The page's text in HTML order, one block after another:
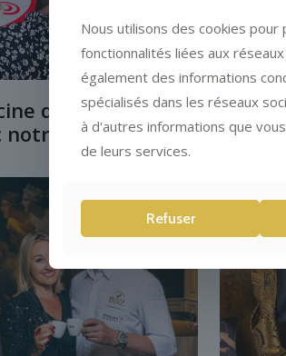
des Trois
notre équipe
Nous
Temps
Nous utilisons des cookies
fonctionnalités liées aux
également des informations
spécialisés dans les réseaux
à d'autres informations que
de leurs services.
Refuser